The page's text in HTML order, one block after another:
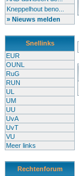
Kneppelhout beno...
» Nieuws melden
Snellinks
EUR
OUNL
RuG
RUN
UL
UM
UU
UvA
UvT
VU
Meer links
Rechtenforum